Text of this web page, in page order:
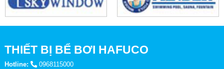
THIẾT BỊ BỂ BƠI HAFUCO
Hotline:
0968115000